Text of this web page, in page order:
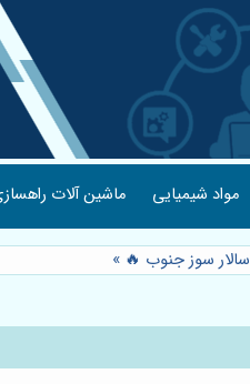
مواد شیمیایی ماشین آلات
سوز جنوب 🔥 »